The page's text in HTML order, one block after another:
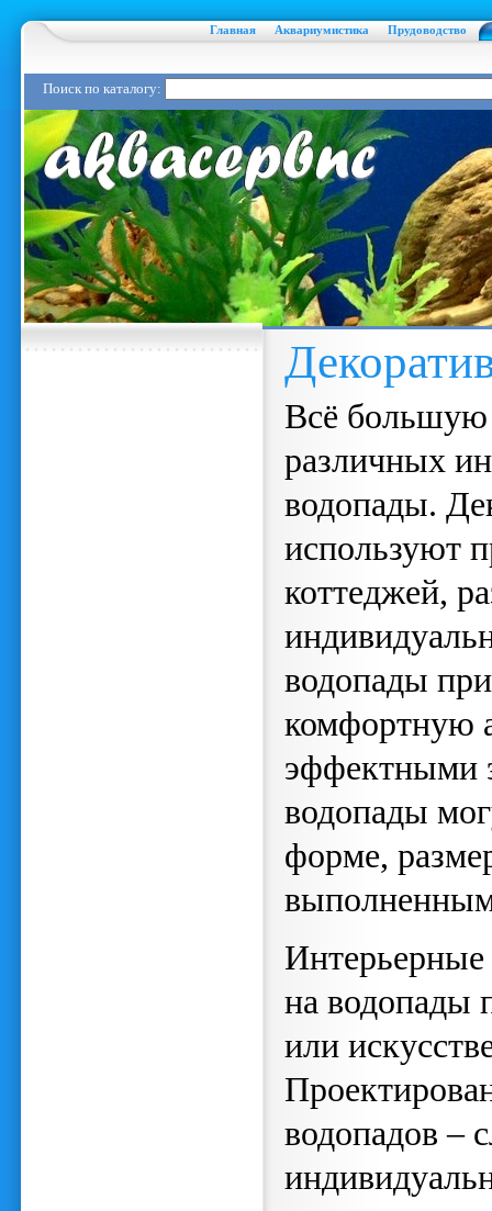
Главная Аквариумистика Прудоводство
Поиск по каталогу:
Всё большую
различных
водопады.
используют
коттеджей,
водопады
комфортную
эффектными
водопады
форме,
Интерьерные
на водопады
или
водопадов –